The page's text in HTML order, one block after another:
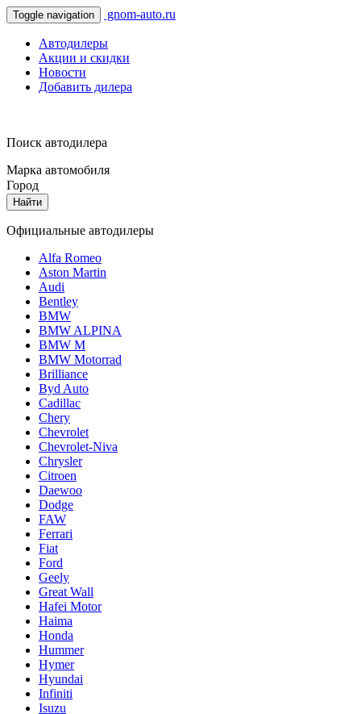
Toggle navigation gnom-auto.ru
Автодилеры
Акции и скидки
Новости
Добавить дилера
Поиск автодилера
Марка автомобиля
Город
Найти
Официальные автодилеры
Alfa Romeo
Aston Martin
Audi
Bentley
BMW
BMW ALPINA
BMW M
BMW Motorrad
Brilliance
Byd Auto
Cadillac
Chery
Chevrolet
Chevrolet-Niva
Chrysler
Citroen
Daewoo
Dodge
FAW
Ferrari
Fiat
Ford
Geely
Great Wall
Hafei Motor
Haima
Honda
Hummer
Hymer
Hyundai
Infiniti
Isuzu